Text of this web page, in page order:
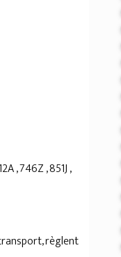
, 746Z , 851J ,
règlent